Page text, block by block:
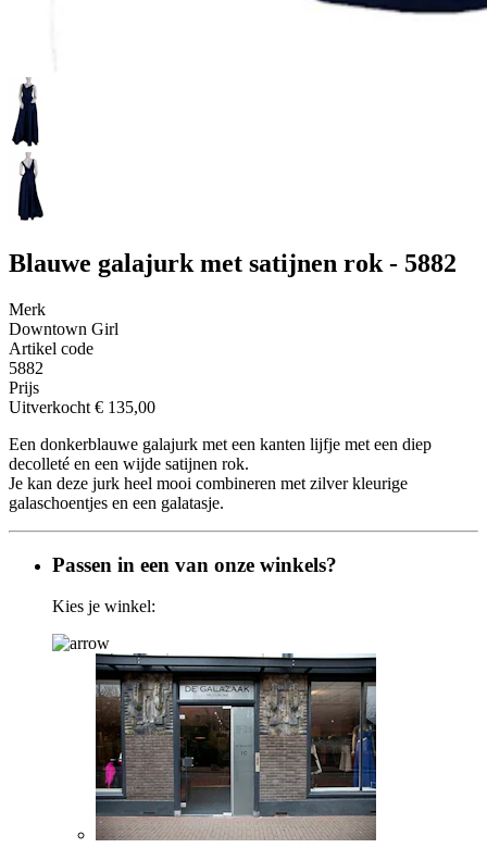
Blauwe galajurk met satijnen rok - 5882
Merk
Downtown Girl
Artikel code
5882
Prijs
Uitverkocht € 135,00
Een donkerblauwe galajurk met een kanten lijfje met een diep
decolleté en een wijde satijnen rok.
Je kan deze jurk heel mooi combineren met zilver kleurige
galaschoentjes en een galatasje.
Passen in een van onze winkels?
Kies je winkel: